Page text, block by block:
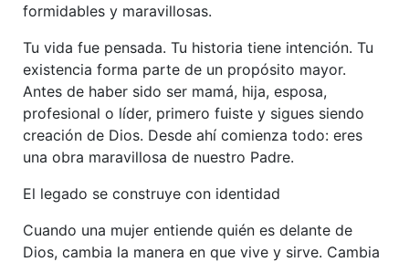
formidables y maravillosas.
Tu vida fue pensada. Tu historia tiene intención. Tu
existencia forma parte de un propósito mayor.
Antes de haber sido ser mamá, hija, esposa,
profesional o líder, primero fuiste y sigues siendo
creación de Dios. Desde ahí comienza todo: eres
una obra maravillosa de nuestro Padre.
El legado se construye con identidad
Cuando una mujer entiende quién es delante de
Dios, cambia la manera en que vive y sirve. Cambia